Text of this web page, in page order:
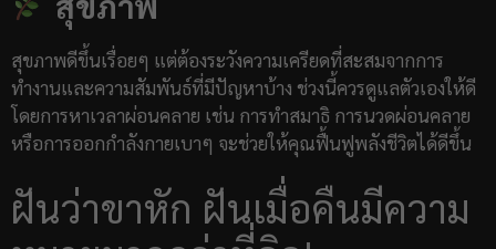
สุขภาพดีขึ้นเรื่อยๆ แต่ต้องระวังความเครียดที่สะสมจากการ
ทำงานและความสัมพันธ์ที่มีปัญหาบ้าง ช่วงนี้ควรดูแลตัวเองให้ดี
โดยการหาเวลาผ่อนคลาย เช่น การทำสมาธิ การนวดผ่อนคลาย
หรือการออกกำลังกายเบาๆ จะช่วยให้คุณฟื้นฟูพลังชีวิตได้ดีขึ้น
ฝันว่าขาหัก ฝันเมื่อคืนมีความ